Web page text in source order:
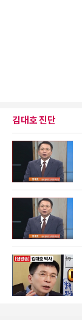
김대호 진단